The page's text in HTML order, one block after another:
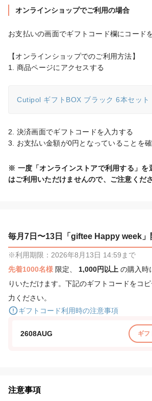
オンラインショップでご利用の場合
お支払いの画面でギフトコード欄にコード
【オンラインショップでのご利用方法】
1. 商品ページにアクセスする
Cutipol ギフトBOX ブラック 6本セット
2. 決済画面でギフトコードを入力する
3. お支払い金額が0円となっていることを
※ 一度「オンラインストアで利用する」を
はご利用いただけませんので、ご注意くださ
毎月7日〜13日「giftee Happy week」
※利用期限：2026年8月13日 14:59まで
先着1000名様 限定、 1,000円以上 の購入時
りいただけます。下記のギフトコードをコ
力ください。
ギフトコード利用時の注意事項
2608AUG ギフ
注意事項